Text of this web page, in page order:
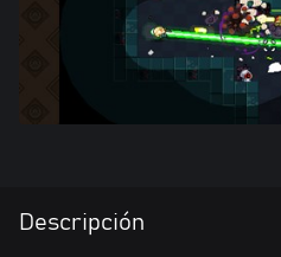
Descripción